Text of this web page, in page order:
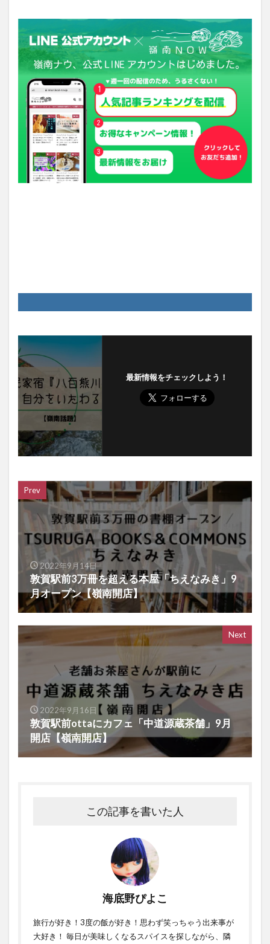
最新情報をチェックしよう！
Prev
2022年9月14日
敦賀駅前3万冊を超える本屋「ちえなみき」9
月オープン【嶺南開店】
Next
2022年9月16日
敦賀駅前ottaにカフェ「中道源蔵茶舗」9月
開店【嶺南開店】
この記事を書いた人
海底野ぴよこ
旅行が好き！3度の飯が好き！思わず笑っちゃう出来事が
大好き！ 毎日が美味しくなるスパイスを探しながら、隣